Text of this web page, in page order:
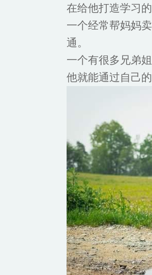
在给他打造学习
一个经常帮妈妈
通。
一个有很多兄弟
他就能通过自己